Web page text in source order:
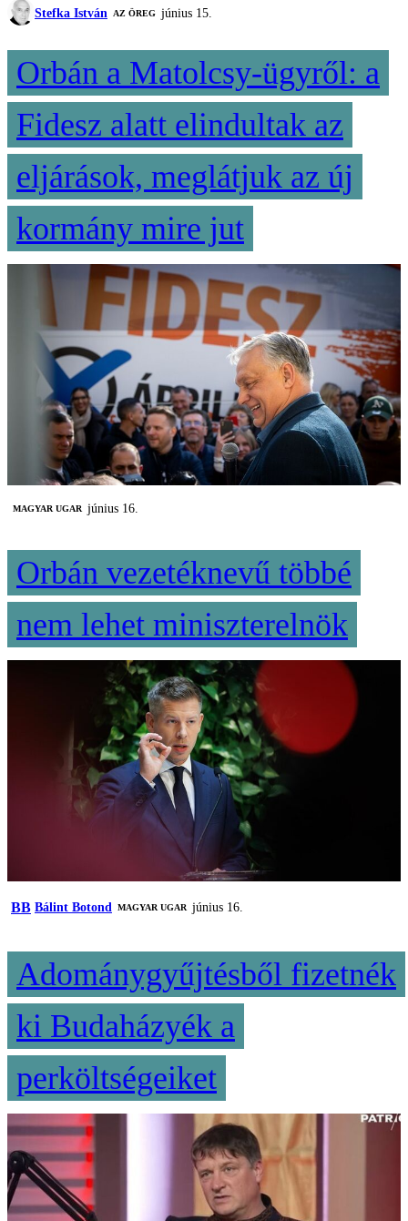
Stefka István AZ ÖREG június 15.
Orbán a Matolcsy-ügyről: a
Fidesz alatt elindultak az
eljárások, meglátjuk az új
kormány mire jut
MAGYAR UGAR június 16.
Orbán vezetéknevű többé
nem lehet miniszterelnök
BB Bálint Botond MAGYAR UGAR június 16.
Adománygyűjtésből fizetnék
ki Budaházyék a
perköltségeiket